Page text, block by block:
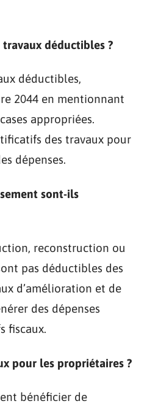
déductibles ?
déductibles,
2044 en mentionnant
appropriées.
des travaux pour
dépenses.
sont-ils
reconstruction ou
pas déductibles des
d’amélioration et de
des dépenses
fiscaux.
pour les propriétaires ?
bénéficier de